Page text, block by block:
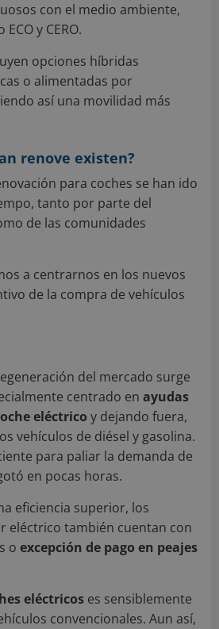
con el medio ambiente,
y CERO.
opciones híbridas
o alimentadas por
así una movilidad más
renove existen?
para coches se han ido
tanto por parte del
de las comunidades
a centrarnos en los nuevos
de la compra de vehículos
del mercado surge
centrado en ayudas
eléctrico y dejando fuera,
vehículos de diésel y gasolina.
para paliar la demanda de
en pocas horas.
eficiencia superior, los
eléctrico también cuentan con
o excepción de pago en peajes
eléctricos es sensiblemente
convencionales. Aun así,